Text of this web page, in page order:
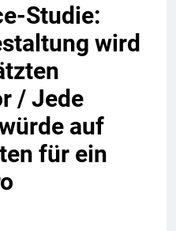
Studie:
wird
/ Jede
auf
für ein